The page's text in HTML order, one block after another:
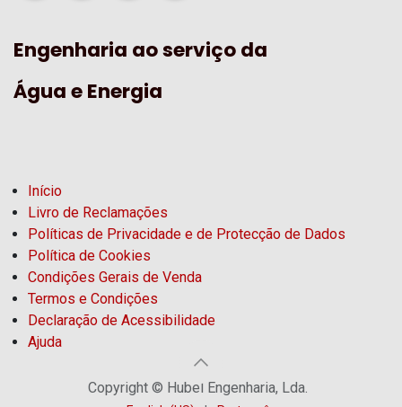
Engenharia ao serviço da
Água e Energia
Início
Livro de Reclamações
Políticas de Privacidade e de Protecção de Dados
Política de Cookies
Condições Gerais de Venda
Termos e Condições
Declaração de Acessibilidade
Ajuda
Copyright © Hubel Engenharia, Lda.